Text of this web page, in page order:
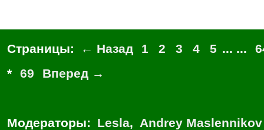
Страницы: ← Назад 1 2 3 4 5 ... ...
*
69 Вперед →
Модераторы: Lesla, Andrey Maslennikov